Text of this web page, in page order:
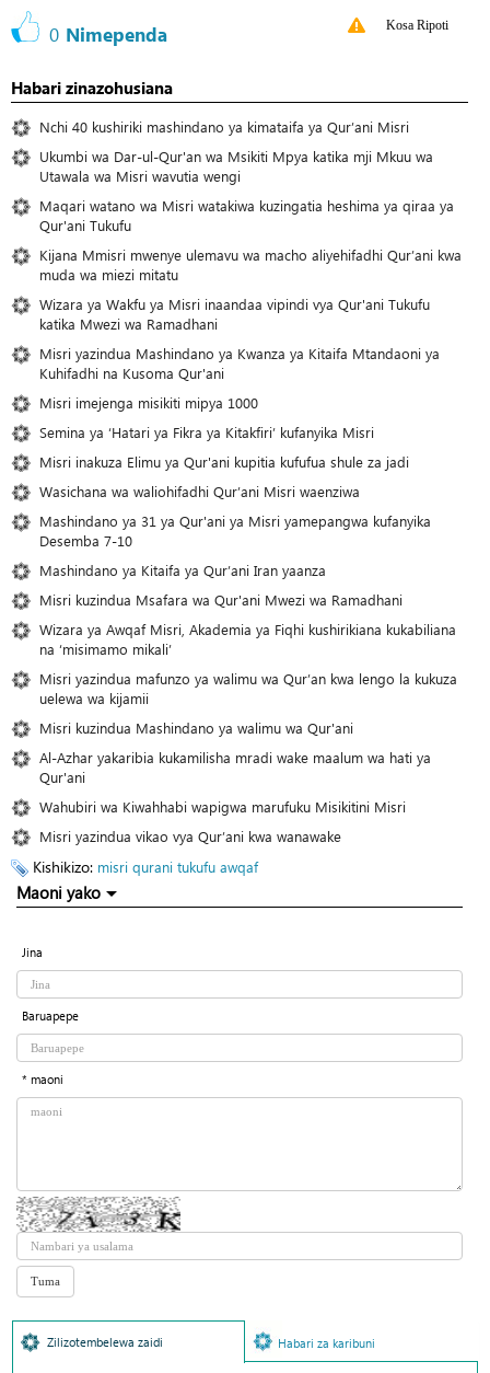
0 Nimependa Kosa Ripoti
Habari zinazohusiana
Nchi 40 kushiriki mashindano ya kimataifa ya Qur’ani Misri
Ukumbi wa Dar-ul-Qur'an wa Msikiti Mpya katika mji Mkuu wa
Utawala wa Misri wavutia wengi
Maqari watano wa Misri watakiwa kuzingatia heshima ya qiraa ya
Qur'ani Tukufu
Kijana Mmisri mwenye ulemavu wa macho aliyehifadhi Qur’ani kwa
muda wa miezi mitatu
Wizara ya Wakfu ya Misri inaandaa vipindi vya Qur'ani Tukufu
katika Mwezi wa Ramadhani
Misri yazindua Mashindano ya Kwanza ya Kitaifa Mtandaoni ya
Kuhifadhi na Kusoma Qur'ani
Misri imejenga misikiti mipya 1000
Semina ya ‘Hatari ya Fikra ya Kitakfiri’ kufanyika Misri
Misri inakuza Elimu ya Qur'ani kupitia kufufua shule za jadi
Wasichana wa waliohifadhi Qur’ani Misri waenziwa
Mashindano ya 31 ya Qur'ani ya Misri yamepangwa kufanyika
Desemba 7-10
Mashindano ya Kitaifa ya Qur’ani Iran yaanza
Misri kuzindua Msafara wa Qur'ani Mwezi wa Ramadhani
Wizara ya Awqaf Misri, Akademia ya Fiqhi kushirikiana kukabiliana
na ‘misimamo mikali’
Misri yazindua mafunzo ya walimu wa Qur’an kwa lengo la kukuza
uelewa wa kijamii
Misri kuzindua Mashindano ya walimu wa Qur'ani
Al-Azhar yakaribia kukamilisha mradi wake maalum wa hati ya
Qur'ani
Wahubiri wa Kiwahhabi wapigwa marufuku Misikitini Misri
Misri yazindua vikao vya Qur’ani kwa wanawake
Kishikizo: misri qurani tukufu awqaf
Maoni yako
Jina
Baruapepe
* maoni
Zilizotembelewa zaidi Habari za karibuni